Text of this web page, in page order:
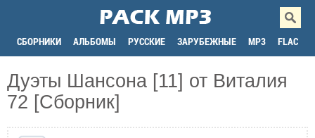
СБОРНИКИ АЛЬБОМЫ РУССКИЕ ЗАРУБЕЖНЫЕ MP3 FLAC
Дуэты Шансона [11] от Виталия
72 [Сборник]